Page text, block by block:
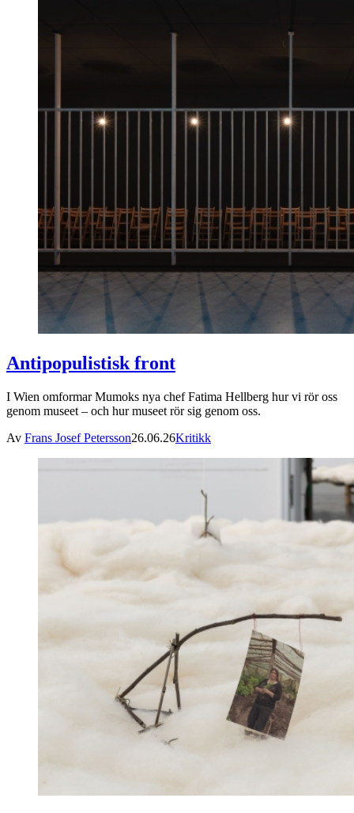
Antipopulistisk front
I Wien omformar Mumoks nya chef Fatima Hellberg hur vi rör oss
genom museet – och hur museet rör sig genom oss.
Av Frans Josef Petersson26.06.26Kritikk